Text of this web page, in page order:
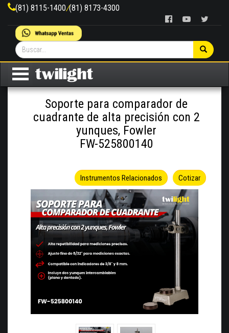
(81) 8115-1400/(81) 8173-4300
Soporte para comparador de
cuadrante de alta precisión con 2
yunques, Fowler
FW-525800140
Cotizar
Instrumentos Relacionados